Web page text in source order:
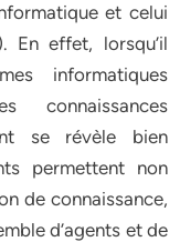
et celui
En effet, lorsqu’il
informatiques
connaissances
se révèle bien
permettent non
de connaissance,
d’agents et de